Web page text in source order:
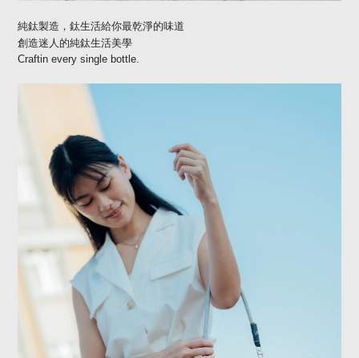
純鈦製造，鈦生活給你最乾淨的味道
創造迷人的純鈦生活美學
Craftin every single bottle.